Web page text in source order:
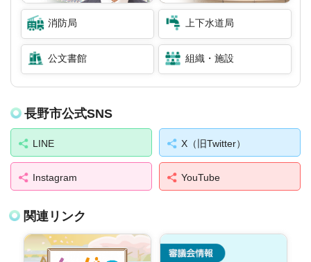
消防局 上下水道局
公文書館 組織・施設
長野市公式SNS
LINE X（旧Twitter）
Instagram YouTube
関連リンク